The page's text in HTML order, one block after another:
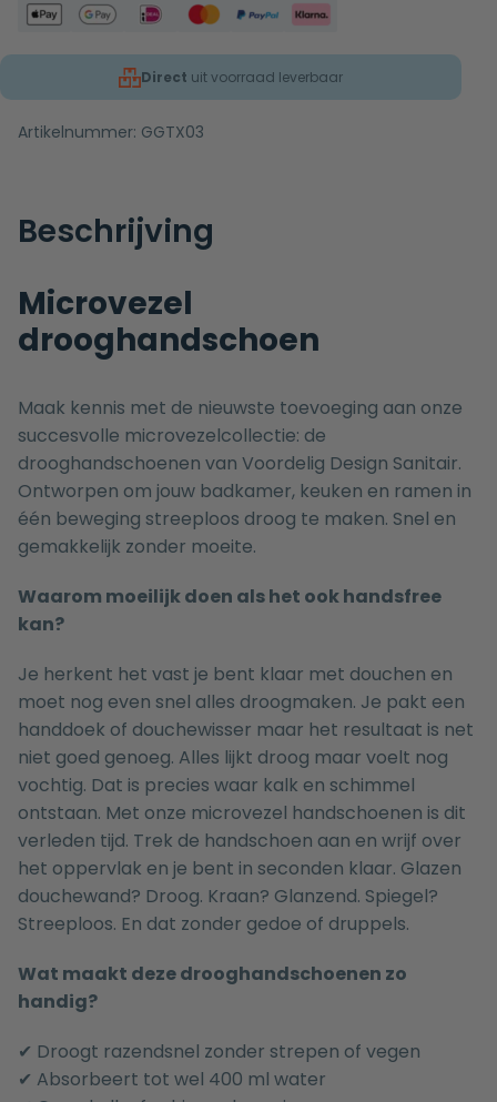
Direct uit voorraad leverbaar
Artikelnummer: GGTX03
Beschrijving
Microvezel
drooghandschoen
Maak kennis met de nieuwste toevoeging aan onze
succesvolle microvezelcollectie: de
drooghandschoenen van Voordelig Design Sanitair.
Ontworpen om jouw badkamer, keuken en ramen in
één beweging streeploos droog te maken. Snel en
gemakkelijk zonder moeite.
Waarom moeilijk doen als het ook handsfree
kan?
Je herkent het vast je bent klaar met douchen en
moet nog even snel alles droogmaken. Je pakt een
handdoek of douchewisser maar het resultaat is net
niet goed genoeg. Alles lijkt droog maar voelt nog
vochtig. Dat is precies waar kalk en schimmel
ontstaan. Met onze microvezel handschoenen is dit
verleden tijd. Trek de handschoen aan en wrijf over
het oppervlak en je bent in seconden klaar. Glazen
douchewand? Droog. Kraan? Glanzend. Spiegel?
Streeploos. En dat zonder gedoe of druppels.
Wat maakt deze drooghandschoenen zo
handig?
✔ Droogt razendsnel zonder strepen of vegen
✔ Absorbeert tot wel 400 ml water